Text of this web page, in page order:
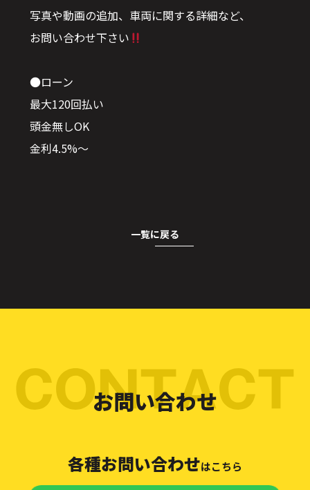
写真や動画の追加、車両に関する詳細など、
お問い合わせ下さい
●ローン
最大120回払い
頭金無しOK
金利4.5%〜
一覧に戻る
お問い合わせ
各種お問い合わせはこちら